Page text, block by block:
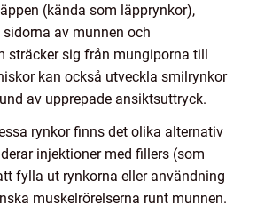
(kända som läpprynkor),
av munnen och
sträcker sig från mungiporna till
kan också utveckla smilrynkor
av upprepade ansiktsuttryck.
rynkor finns det olika alternativ
injektioner med fillers (som
fylla ut rynkorna eller användning
muskelrörelserna runt munnen.